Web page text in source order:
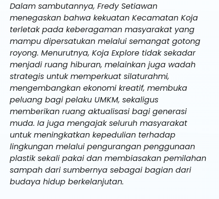
Dalam sambutannya, Fredy Setiawan
menegaskan bahwa kekuatan Kecamatan Koja
terletak pada keberagaman masyarakat yang
mampu dipersatukan melalui semangat gotong
royong. Menurutnya, Koja Explore tidak sekadar
menjadi ruang hiburan, melainkan juga wadah
strategis untuk memperkuat silaturahmi,
mengembangkan ekonomi kreatif, membuka
peluang bagi pelaku UMKM, sekaligus
memberikan ruang aktualisasi bagi generasi
muda. Ia juga mengajak seluruh masyarakat
untuk meningkatkan kepedulian terhadap
lingkungan melalui pengurangan penggunaan
plastik sekali pakai dan membiasakan pemilahan
sampah dari sumbernya sebagai bagian dari
budaya hidup berkelanjutan.